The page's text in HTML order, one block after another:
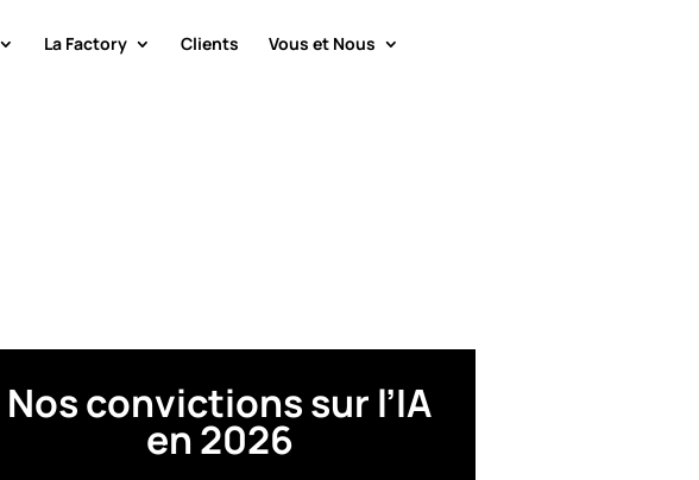
La Factory Clients Vous et Nous
Nos convictions sur l’IA
en 2026